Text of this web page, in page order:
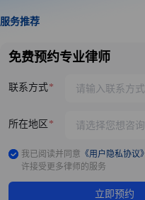
服务推荐
免费预约专业律师
联系方式
所在地区
我已阅读并同意 《用户隐私协议》
许接受更多律师的服务
立即预约